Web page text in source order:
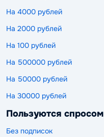
На 4000 рублей
На 2000 рублей
На 100 рублей
На 500000 рублей
На 50000 рублей
На 30000 рублей
Пользуются спросом
Без подписок